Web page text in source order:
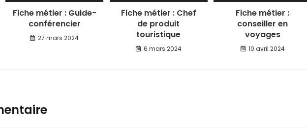
Fiche métier : Guide-
conférencier
27 mars 2024
Fiche métier : Chef
de produit
touristique
6 mars 2024
Fiche métier :
conseiller en
voyages
10 avril 2024